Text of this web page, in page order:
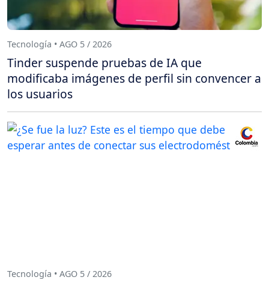
Tecnología • AGO 5 / 2026
Tinder suspende pruebas de IA que
modificaba imágenes de perfil sin convencer a
los usuarios
Tecnología • AGO 5 / 2026